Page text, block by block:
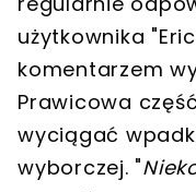
użytkownika
komentarzem
Prawicowa
wyciągać
wyborczej. "